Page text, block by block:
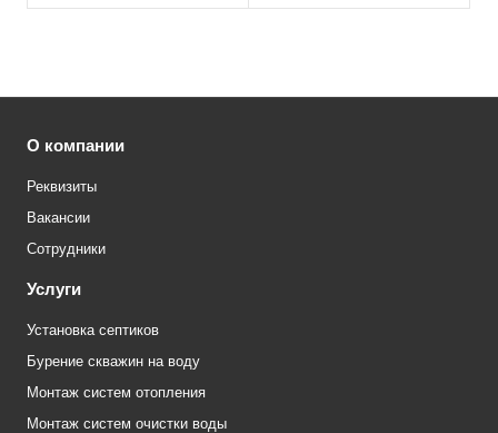
О компании
Реквизиты
Вакансии
Сотрудники
Услуги
Установка септиков
Бурение скважин на воду
Монтаж систем отопления
Монтаж систем очистки воды